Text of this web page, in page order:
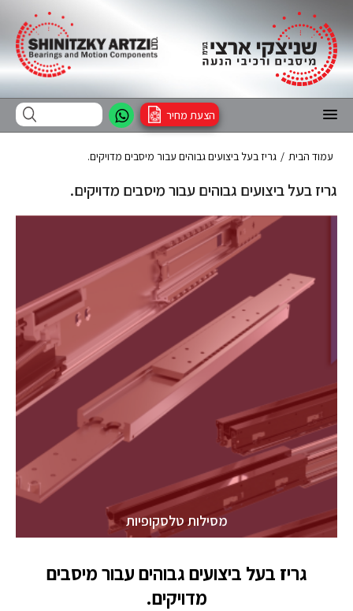
הצעת מחיר
עמוד הבית / גריז בעל ביצועים גבוהים עבור מיסבים מדויקים.
גריז בעל ביצועים גבוהים עבור מיסבים מדויקים.
מסילות טלסקופיות
גריז בעל ביצועים גבוהים עבור מיסבים
מדויקים.